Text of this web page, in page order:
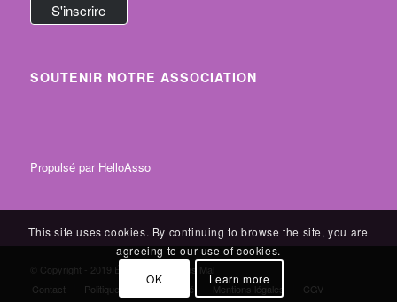
SOUTENIR NOTRE ASSOCIATION
Propulsé par HelloAsso
© Copyright - 2019 Éditions Même Pas Mal
Contact
Politique de confidentialité Mentions légales CGV
This site uses cookies. By continuing to browse the site, you are
agreeing to our use of cookies.
OK
Learn more